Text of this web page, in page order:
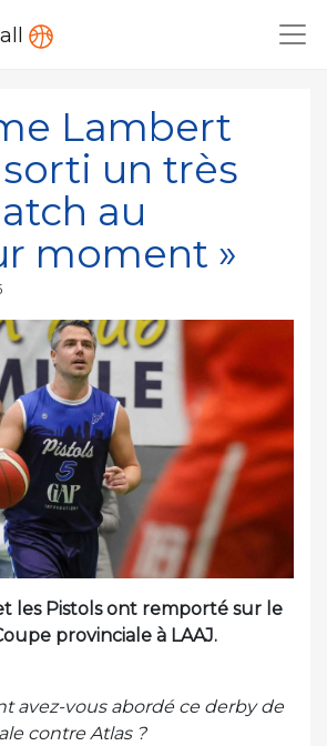
Lambert
un très
au
moment »
les Pistols ont remporté sur le
provinciale à LAAJ.
avez-vous abordé ce derby de
contre Atlas ?